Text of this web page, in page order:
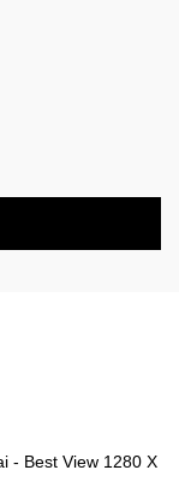
- Best View 1280 X